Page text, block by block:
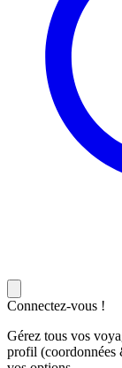
Connectez-vous !
Gérez tous vos
profil (coordonnées